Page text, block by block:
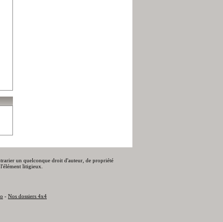
un quelconque droit d'auteur, de propriété
litigieux.
- Nos dossiers 4x4